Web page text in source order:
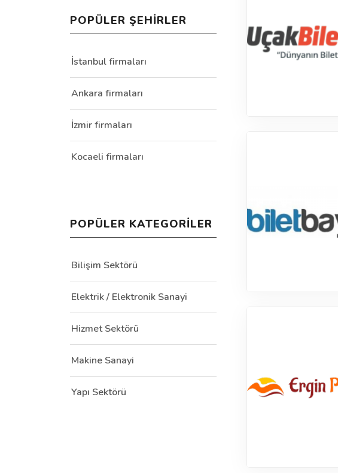
POPÜLER ŞEHIRLER
İstanbul firmaları
Ankara firmaları
İzmir firmaları
Kocaeli firmaları
POPÜLER KATEGORILER
Bilişim Sektörü
Elektrik / Elektronik Sanayi
Hizmet Sektörü
Makine Sanayi
Yapı Sektörü